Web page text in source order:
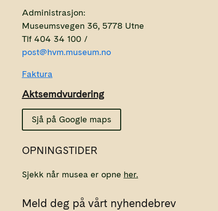
Administrasjon:
Museumsvegen 36, 5778 Utne
Tlf 404 34 100 /
post@hvm.museum.no
Faktura
Aktsemdvurdering
Sjå på Google maps
OPNINGSTIDER
Sjekk når musea er opne her.
Meld deg på vårt nyhendebrev